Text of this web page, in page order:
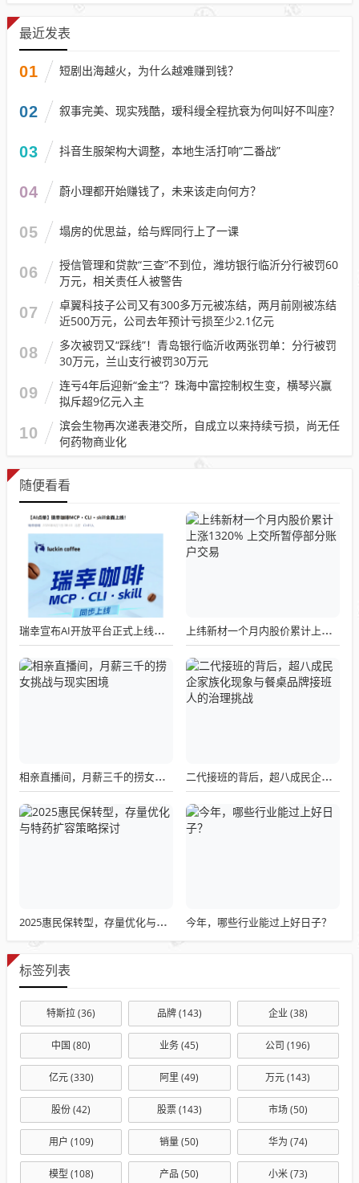
最近发表
01 短剧出海越火，为什么越难赚到钱？
02 叙事完美、现实残酷，瑷科缦全程抗衰为何叫好不叫座？
03 抖音生服架构大调整，本地生活打响“二番战”
04 蔚小理都开始赚钱了，未来该走向何方？
05 塌房的优思益，给与辉同行上了一课
06
授信管理和贷款“三查”不到位，潍坊银行临沂分行被罚60
万元，相关责任人被警告
07
卓翼科技子公司又有300多万元被冻结，两月前刚被冻结
近500万元，公司去年预计亏损至少2.1亿元
08
多次被罚又“踩线”！青岛银行临沂收两张罚单：分行被罚
30万元，兰山支行被罚30万元
09
连亏4年后迎新“金主”？珠海中富控制权生变，横琴兴赢
拟斥超9亿元入主
10
滨会生物再次递表港交所，自成立以来持续亏损，尚无任
何药物商业化
随便看看
瑞幸宣布AI开放平台正式上线，我们点了一杯试了试 上纬新材一个月内股价累计上涨1320% 上交所暂停部分账户交易
相亲直播间，月薪三千的捞女挑战与现实困境 二代接班的背后，超八成民企家族化现象与餐桌品牌接班人的治理挑战
2025惠民保转型，存量优化与特药扩容策略探讨 今年，哪些行业能过上好日子？
标签列表
特斯拉(36) 品牌(143) 企业(38)
中国 (80) 业务(45) 公司 (196)
亿元(330) 阿里(49) 万元(143)
股份(42) 股票(143) 市场(50)
用户 (109) 销量(50) 华为 (74)
模型(108) 产品 (50) 小米(73)